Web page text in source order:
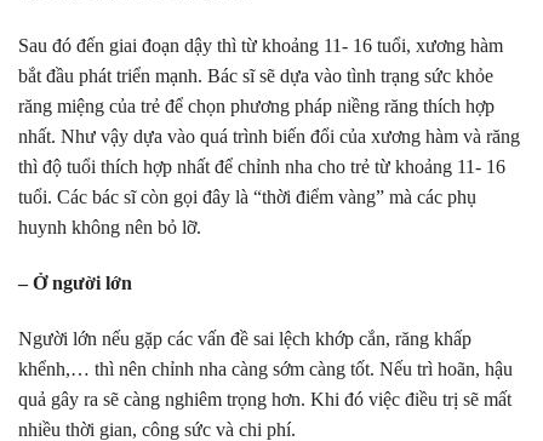
Sau đó đến giai đoạn dậy thì từ khoảng 11- 16 tuổi, xương hàm
bắt đầu phát triển mạnh. Bác sĩ sẽ dựa vào tình trạng sức khỏe
răng miệng của trẻ để chọn phương pháp niềng răng thích hợp
nhất. Như vậy dựa vào quá trình biến đổi của xương hàm và răng
thì độ tuổi thích hợp nhất để chỉnh nha cho trẻ từ khoảng 11- 16
tuổi. Các bác sĩ còn gọi đây là “thời điểm vàng” mà các phụ
huynh không nên bỏ lỡ.
– Ở người lớn
Người lớn nếu gặp các vấn đề sai lệch khớp cắn, răng khấp
khểnh,… thì nên chỉnh nha càng sớm càng tốt. Nếu trì hoãn, hậu
quả gây ra sẽ càng nghiêm trọng hơn. Khi đó việc điều trị sẽ mất
nhiều thời gian, công sức và chi phí.